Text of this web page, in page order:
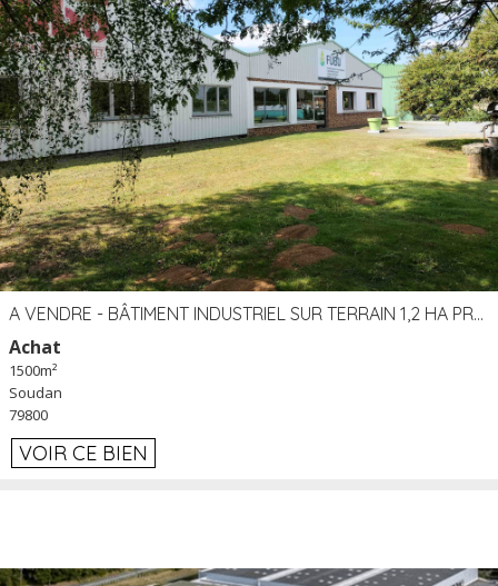
A VENDRE - BÂTIMENT INDUSTRIEL SUR TERRAIN 1,2 HA PROCHE ÉCHANGEUR A10 - SOUDAN (79)
Achat
1500m²
Soudan
79800
VOIR CE BIEN